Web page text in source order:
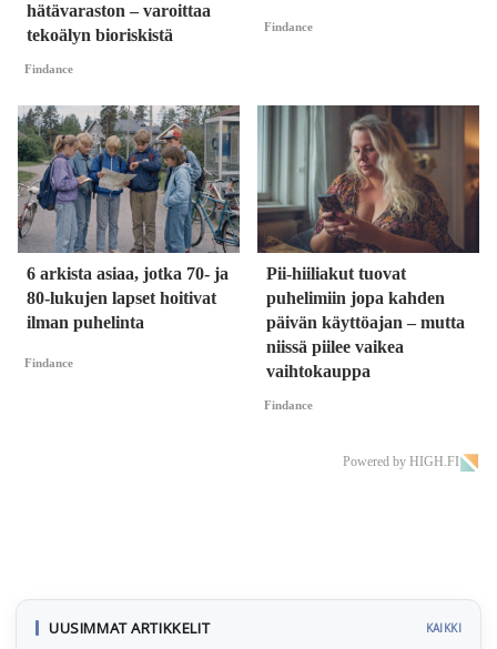
hätävaraston – varoittaa
tekoälyn bioriskistä
Findance
Findance
6 arkista asiaa, jotka 70- ja
80-lukujen lapset hoitivat
ilman puhelinta
Findance
Pii-hiiliakut tuovat
puhelimiin jopa kahden
päivän käyttöajan – mutta
niissä piilee vaikea
vaihtokauppa
Findance
Powered by HIGH.FI
UUSIMMAT ARTIKKELIT KAIKKI